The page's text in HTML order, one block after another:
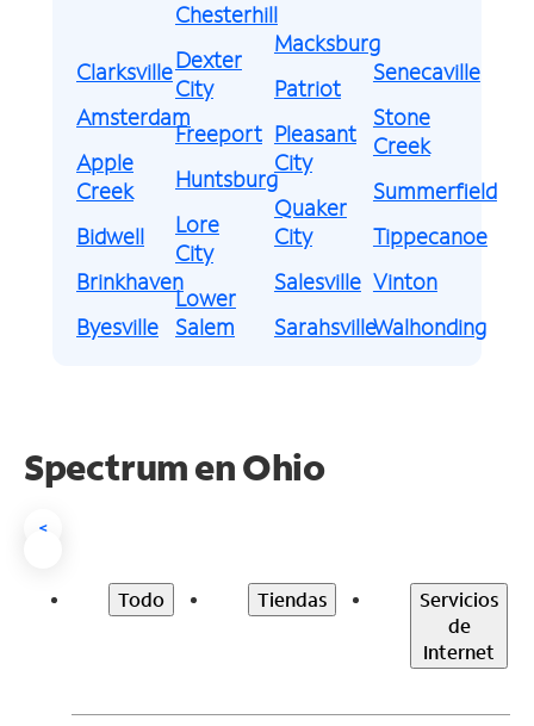
Clarksville
Amsterdam
Apple
Creek
Bidwell
Brinkhaven
Byesville
Chesterhill
Dexter
City
Freeport
Huntsburg
Lore
City
Lower
Salem
Macksburg
Patriot
Pleasant
City
Quaker
City
Salesville
Sarahsville
Senecaville
Stone
Creek
Summerfield
Tippecanoe
Vinton
Walhonding
Spectrum enOhio
<
Todo Tiendas
Servicios
de
Internet